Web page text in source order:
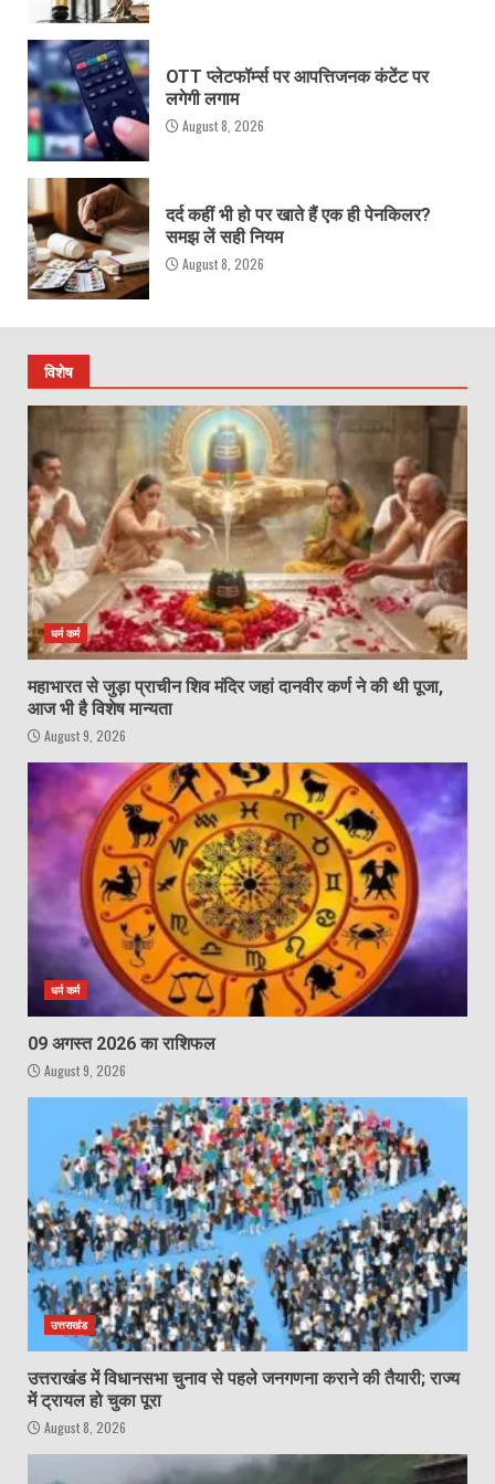
OTT प्लेटफॉर्म्स पर आपत्तिजनक कंटेंट पर
लगेगी लगाम
August 8, 2026
दर्द कहीं भी हो पर खाते हैं एक ही पेनकिलर?
समझ लें सही नियम
August 8, 2026
विशेष
धर्म कर्म
महाभारत से जुड़ा प्राचीन शिव मंदिर जहां दानवीर कर्ण ने की थी पूजा,
आज भी है विशेष मान्यता
August 9, 2026
धर्म कर्म
09 अगस्त 2026 का राशिफल
August 9, 2026
उत्तराखंड
उत्तराखंड में विधानसभा चुनाव से पहले जनगणना कराने की तैयारी; राज्य
में ट्रायल हो चुका पूरा
August 8, 2026